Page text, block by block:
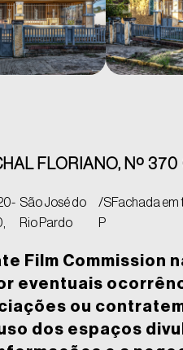
FLORIANO, Nº 370
São José do
Rio Pardo
/S
P
Fachada em
Film Commission
eventuais
ou
dos espaços